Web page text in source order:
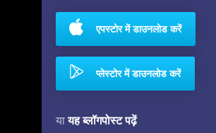
एपस्टोर में डाउनलोड करें
प्लेस्टोर में डाउनलोड करें
यायह ब्लॉगपोस्ट पढ़ें